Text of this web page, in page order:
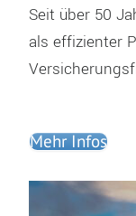
Seit über 50
als effizienter
Mehr Infos